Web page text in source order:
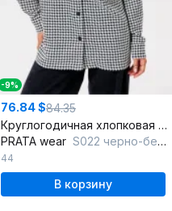
-9%
76.84 $84.35
Круглогодичная хлопковая рубашка с накладными карманами
PRATA wear S022 черно-белый
44
В корзину